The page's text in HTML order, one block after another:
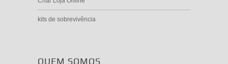
kits de sobrevivência
QUEM SOMOS